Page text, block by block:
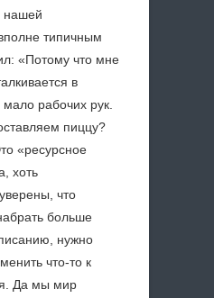
нашей
типичным
«Потому что мне
в
рабочих рук.
пиццу?
«ресурсное
хоть
что
больше
нужно
что-то к
Да мы мир